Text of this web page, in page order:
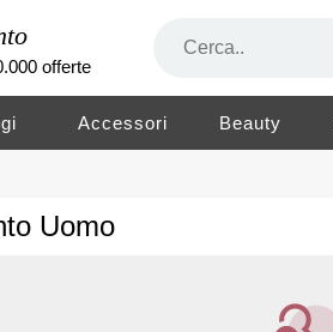
offerte
Accessori Beauty
Uomo